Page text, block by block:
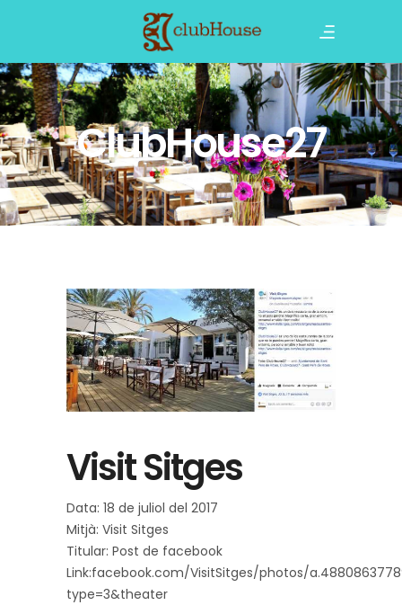
ClubHouse27
Visit Sitges
Data: 18 de juliol del 2017
Mitjà: Visit Sitges
Titular: Post de facebook
Link:facebook.com/VisitSitges/photos/
type=3&theater